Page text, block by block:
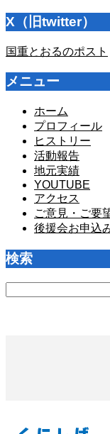
X（旧twitter）
国重とおるのポスト
メニュー
ホーム
プロフィール
ヒストリー
活動報告
地元実績
YOUTUBE
アクセス
ご意見・ご要
後援会お申込
検索